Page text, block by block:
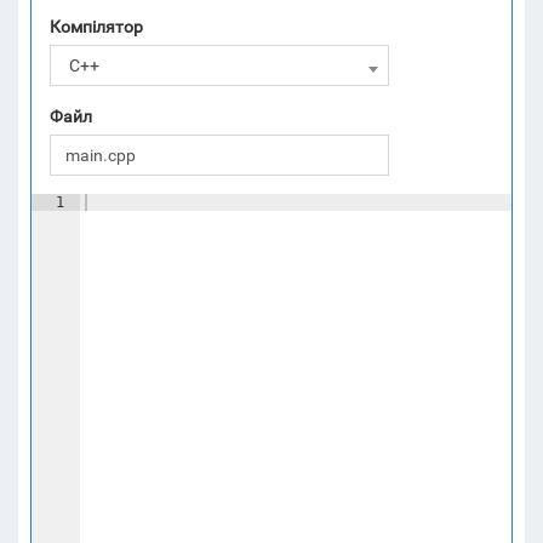
Компілятор
C++
Файл
1